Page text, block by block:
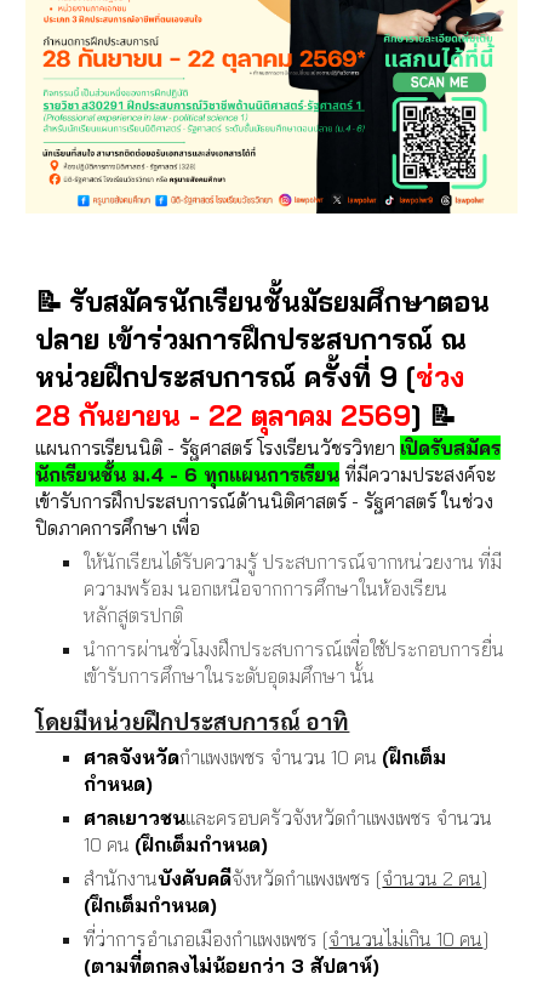
📝 รับสมัครนักเรียนชั้นมัธยมศึกษาตอน
ปลาย เข้าร่วมการฝึกประสบการณ์ ณ
หน่วยฝึกประสบการณ์ ครั้งที่ 9 [ช่วง
28 กันยายน - 22 ตุลาคม 2569] 📝
แผนการเรียนนิติ - รัฐศาสตร์ โรงเรียนวัชรวิทยา เปิดรับสมัคร
นักเรียนชั้น ม.4 - 6 ทุกแผนการเรียน ที่มีความประสงค์จะ
เข้ารับการฝึกประสบการณ์ด้านนิติศาสตร์ - รัฐศาสตร์ ในช่วง
ปิดภาคการศึกษา เพื่อ
ให้นักเรียนได้รับความรู้ ประสบการณ์จากหน่วยงาน ที่มี
ความพร้อม นอกเหนือจากการศึกษาในห้องเรียน
หลักสูตรปกติ
นำการผ่านชั่วโมงฝึกประสบการณ์เพื่อใช้ประกอบการยื่น
เข้ารับการศึกษาในระดับอุดมศึกษา นั้น
โดยมีหน่วยฝึกประสบการณ์ อาทิ
ศาลจังหวัดกำแพงเพชร จำนวน 10 คน (ฝึกเต็ม
กำหนด)
ศาลเยาวชนและครอบครัวจังหวัดกำแพงเพชร จำนวน
10 คน (ฝึกเต็มกำหนด)
สำนักงานบังคับคดีจังหวัดกำแพงเพชร [จำนวน 2 คน]
(ฝึกเต็มกำหนด)
ที่ว่าการอำเภอเมืองกำแพงเพชร [จำนวนไม่เกิน 10 คน]
(ตามที่ตกลงไม่น้อยกว่า 3 สัปดาห์)